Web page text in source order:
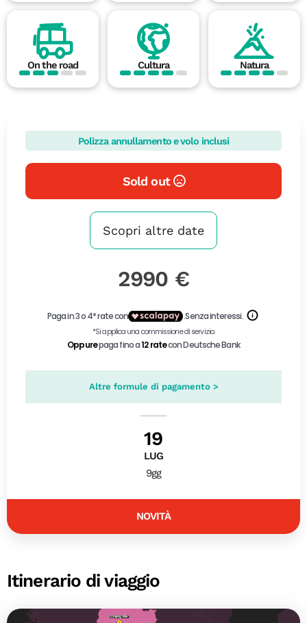
On the road Cultura Natura
Polizza annullamento e volo inclusi
Sold out
Scopri altre date
2990 €
Altre formule di pagamento >
19
LUG
9gg
NOVITÀ
Itinerario di viaggio